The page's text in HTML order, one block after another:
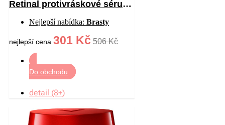
Retinal protivráskové sérum
Nejlepší nabídka: Brasty
nejlepší cena 301 Kč 506 Kč
Do obchodu
detail (8+)